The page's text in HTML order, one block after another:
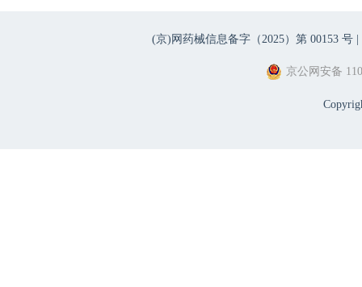
(京)网药械信息备字（2025）第 00153 号 |
京公网安备